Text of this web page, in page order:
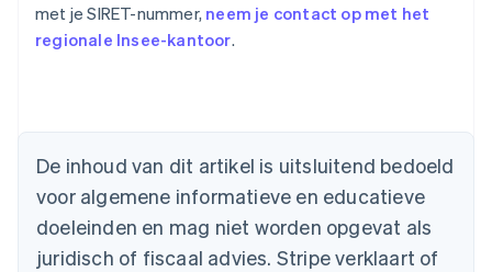
met je SIRET-nummer, neem je contact op met het
regionale Insee-kantoor.
De inhoud van dit artikel is uitsluitend bedoeld
voor algemene informatieve en educatieve
doeleinden en mag niet worden opgevat als
juridisch of fiscaal advies. Stripe verklaart of
English
Nederlands FrançaisDeutschEnglish
Brazilië
Português
Bulgarije
English